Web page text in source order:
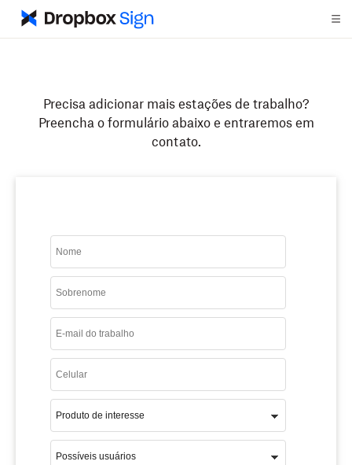
Precisa adicionar mais estações de trabalho?
Preencha o formulário abaixo e entraremos em
contato.